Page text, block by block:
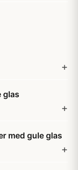
glas
med gule glas